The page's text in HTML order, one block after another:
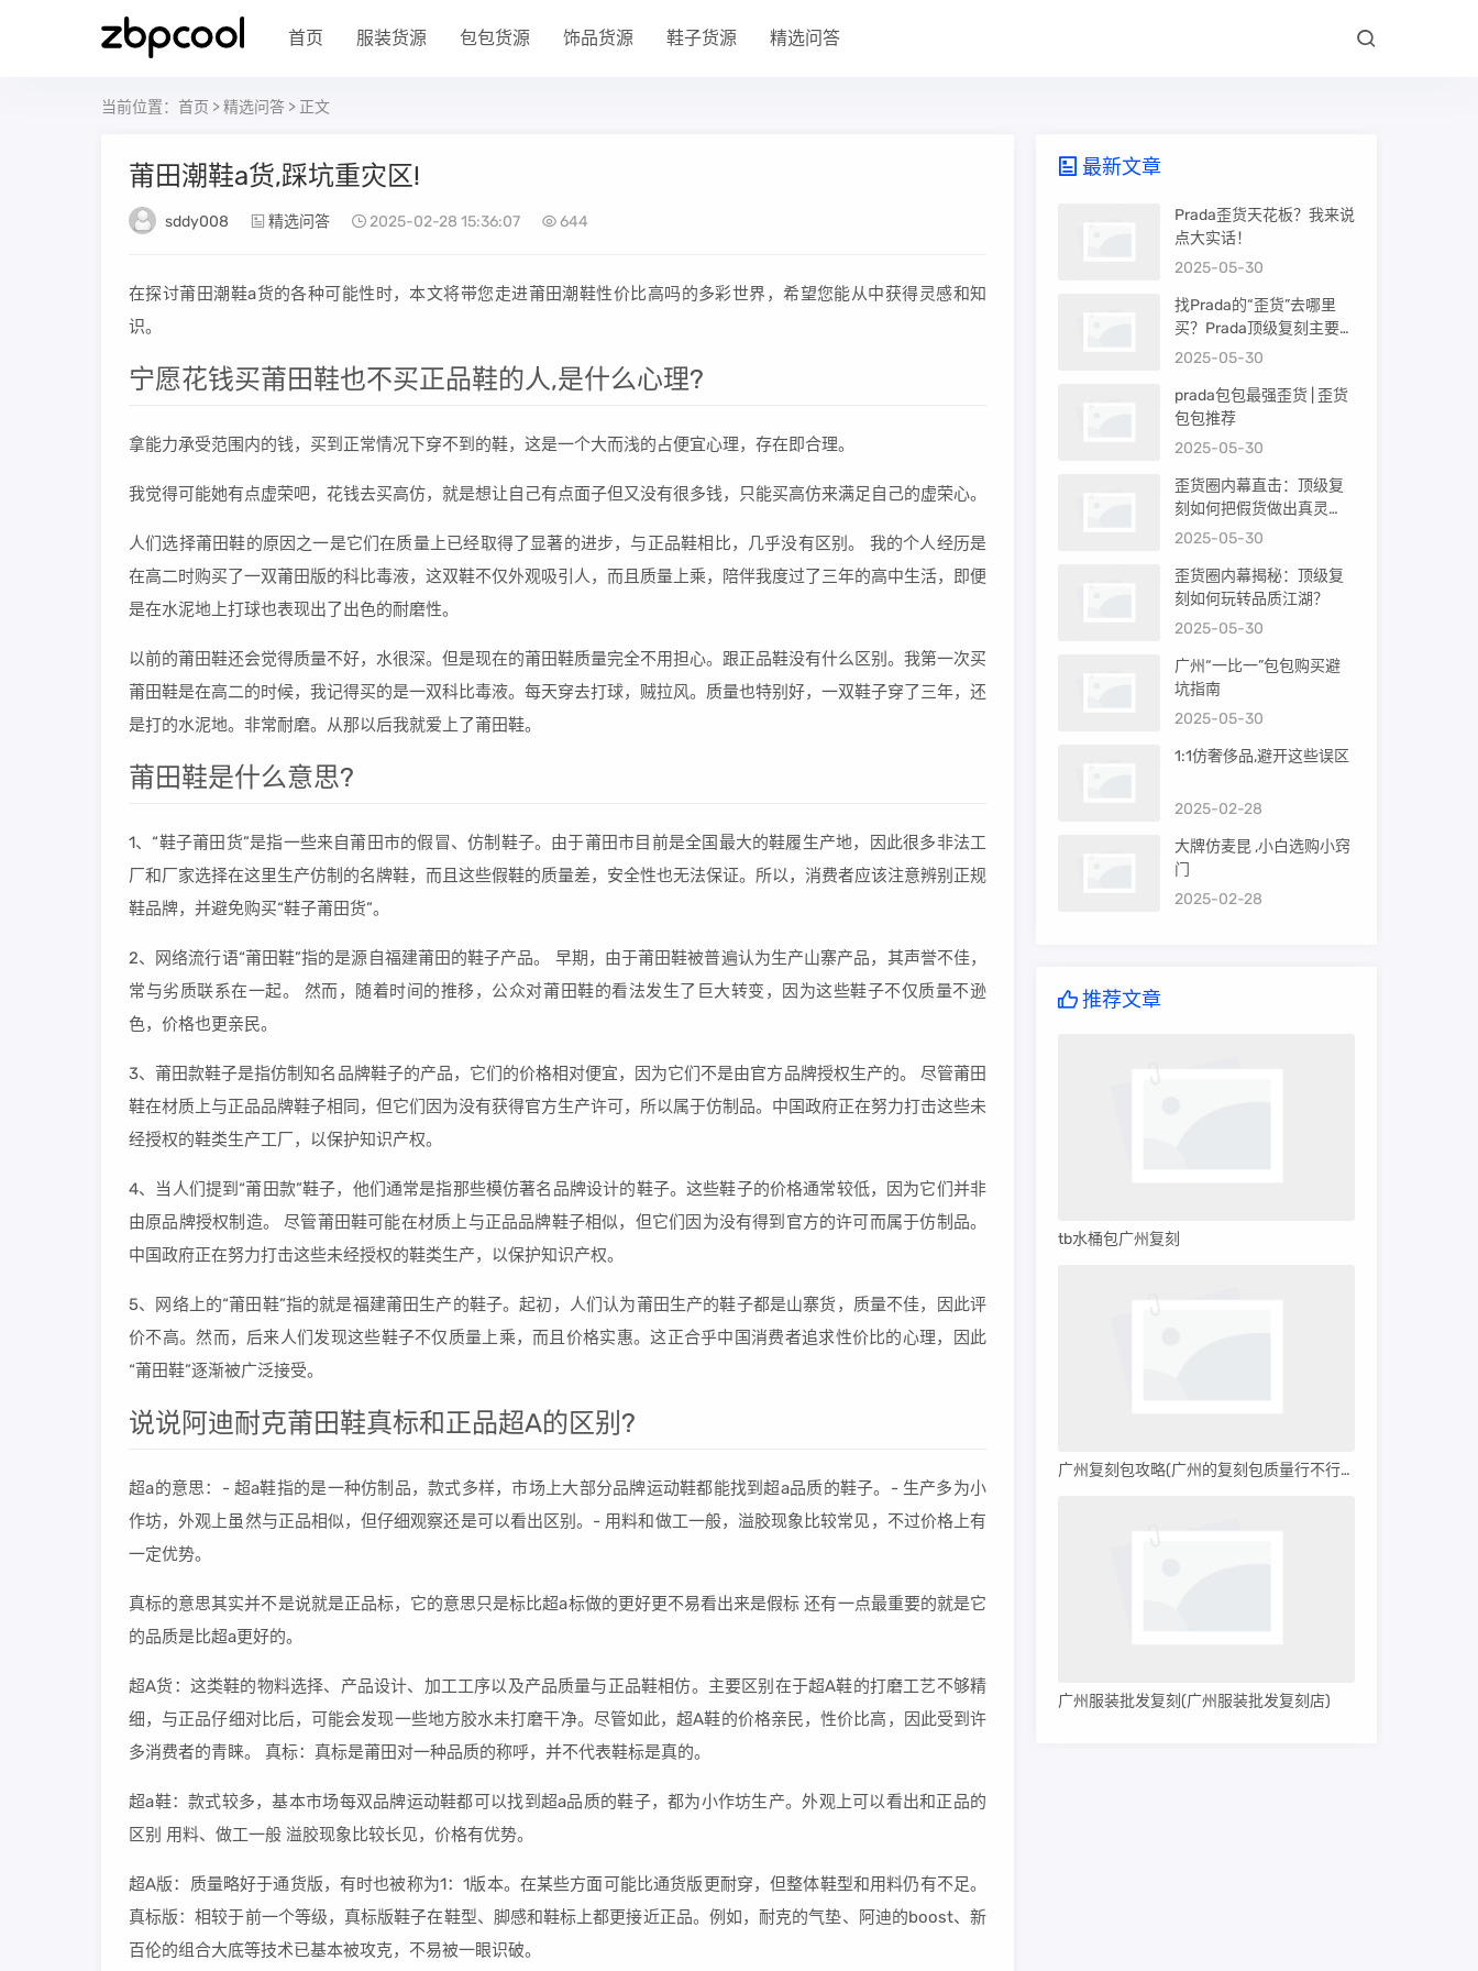
首页 服装货源 包包货源 饰品货源 鞋子货源 精选问答
当前位置： 首页 >精选问答 > 正文
莆田潮鞋a货,踩坑重灾区!
sddy008 精选问答 2025-02-28 15:36:07 644
在探讨莆田潮鞋a货的各种可能性时，本文将带您走进莆田潮鞋性价比高吗的多彩世界，希望您能从中获得灵感和知
识。
宁愿花钱买莆田鞋也不买正品鞋的人,是什么心理?
拿能力承受范围内的钱，买到正常情况下穿不到的鞋，这是一个大而浅的占便宜心理，存在即合理。
我觉得可能她有点虚荣吧，花钱去买高仿，就是想让自己有点面子但又没有很多钱，只能买高仿来满足自己的虚荣心。
人们选择莆田鞋的原因之一是它们在质量上已经取得了显著的进步，与正品鞋相比，几乎没有区别。 我的个人经历是
在高二时购买了一双莆田版的科比毒液，这双鞋不仅外观吸引人，而且质量上乘，陪伴我度过了三年的高中生活，即便
是在水泥地上打球也表现出了出色的耐磨性。
以前的莆田鞋还会觉得质量不好，水很深。但是现在的莆田鞋质量完全不用担心。跟正品鞋没有什么区别。我第一次买
莆田鞋是在高二的时候，我记得买的是一双科比毒液。每天穿去打球，贼拉风。质量也特别好，一双鞋子穿了三年，还
是打的水泥地。非常耐磨。从那以后我就爱上了莆田鞋。
莆田鞋是什么意思?
1、“鞋子莆田货”是指一些来自莆田市的假冒、仿制鞋子。由于莆田市目前是全国最大的鞋履生产地，因此很多非法工
厂和厂家选择在这里生产仿制的名牌鞋，而且这些假鞋的质量差，安全性也无法保证。所以，消费者应该注意辨别正规
鞋品牌，并避免购买“鞋子莆田货”。
2、网络流行语“莆田鞋”指的是源自福建莆田的鞋子产品。 早期，由于莆田鞋被普遍认为生产山寨产品，其声誉不佳，
常与劣质联系在一起。 然而，随着时间的推移，公众对莆田鞋的看法发生了巨大转变，因为这些鞋子不仅质量不逊
色，价格也更亲民。
3、莆田款鞋子是指仿制知名品牌鞋子的产品，它们的价格相对便宜，因为它们不是由官方品牌授权生产的。 尽管莆田
鞋在材质上与正品品牌鞋子相同，但它们因为没有获得官方生产许可，所以属于仿制品。中国政府正在努力打击这些未
经授权的鞋类生产工厂，以保护知识产权。
4、当人们提到“莆田款”鞋子，他们通常是指那些模仿著名品牌设计的鞋子。这些鞋子的价格通常较低，因为它们并非
由原品牌授权制造。 尽管莆田鞋可能在材质上与正品品牌鞋子相似，但它们因为没有得到官方的许可而属于仿制品。
中国政府正在努力打击这些未经授权的鞋类生产，以保护知识产权。
5、网络上的“莆田鞋”指的就是福建莆田生产的鞋子。起初，人们认为莆田生产的鞋子都是山寨货，质量不佳，因此评
价不高。然而，后来人们发现这些鞋子不仅质量上乘，而且价格实惠。这正合乎中国消费者追求性价比的心理，因此
“莆田鞋”逐渐被广泛接受。
说说阿迪耐克莆田鞋真标和正品超A的区别?
超a的意思：- 超a鞋指的是一种仿制品，款式多样，市场上大部分品牌运动鞋都能找到超a品质的鞋子。- 生产多为小
作坊，外观上虽然与正品相似，但仔细观察还是可以看出区别。- 用料和做工一般，溢胶现象比较常见，不过价格上有
一定优势。
真标的意思其实并不是说就是正品标，它的意思只是标比超a标做的更好更不易看出来是假标 还有一点最重要的就是它
的品质是比超a更好的。
超A货：这类鞋的物料选择、产品设计、加工工序以及产品质量与正品鞋相仿。主要区别在于超A鞋的打磨工艺不够精
细，与正品仔细对比后，可能会发现一些地方胶水未打磨干净。尽管如此，超A鞋的价格亲民，性价比高，因此受到许
多消费者的青睐。 真标：真标是莆田对一种品质的称呼，并不代表鞋标是真的。
超a鞋：款式较多，基本市场每双品牌运动鞋都可以找到超a品质的鞋子，都为小作坊生产。外观上可以看出和正品的
区别 用料、做工一般 溢胶现象比较长见，价格有优势。
超A版：质量略好于通货版，有时也被称为1：1版本。在某些方面可能比通货版更耐穿，但整体鞋型和用料仍有不足。
真标版：相较于前一个等级，真标版鞋子在鞋型、脚感和鞋标上都更接近正品。例如，耐克的气垫、阿迪的boost、新
百伦的组合大底等技术已基本被攻克，不易被一眼识破。
最新文章
Prada歪货天花板？我来说
点大实话！
2025-05-30
找Prada的“歪货”去哪里
买？Prada顶级复刻主要渠
道盘点
2025-05-30
prada包包最强歪货 | 歪货
包包推荐
2025-05-30
歪货圈内幕直击：顶级复
刻如何把假货做出真灵
魂？
2025-05-30
歪货圈内幕揭秘：顶级复
刻如何玩转品质江湖？
2025-05-30
广州“一比一”包包购买避
坑指南
2025-05-30
1:1仿奢侈品,避开这些误区
2025-02-28
大牌仿麦昆 ,小白选购小窍
门
2025-02-28
推荐文章
tb水桶包广州复刻
广州复刻包攻略(广州的复刻包质量行不行呀)
广州服装批发复刻(广州服装批发复刻店)